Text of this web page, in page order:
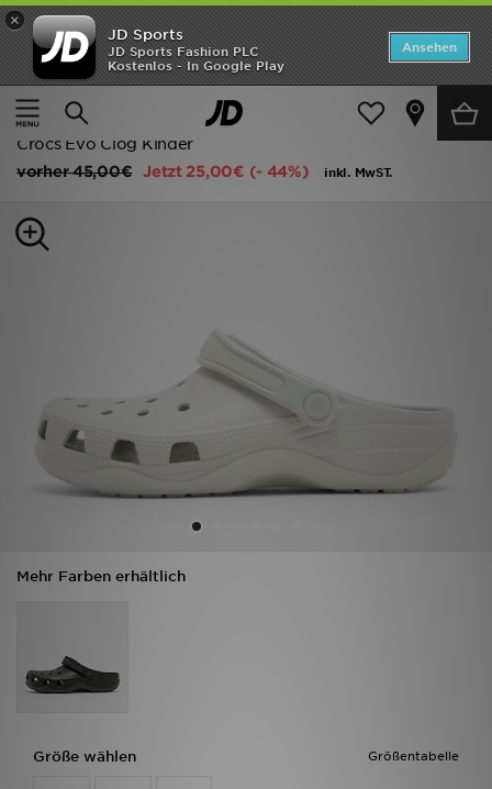
×
JD Sports
JD Sports Fashion PLC
Kostenlos - In Google Play
Ansehen
Home
Kinder
Schuhe Jugendliche (Gr. 36-38.5)
Crocs Evo Clog Kinder
vorher45,00€ Jetzt 25,00€ (- 44%) inkl. MwST.
Mehr Farben erhältlich
Größentabelle
Größe wählen
ANGEBOTE
Neuheiten
Herren
Kinder
Sport
Lade die APP
Geschenkgutschein